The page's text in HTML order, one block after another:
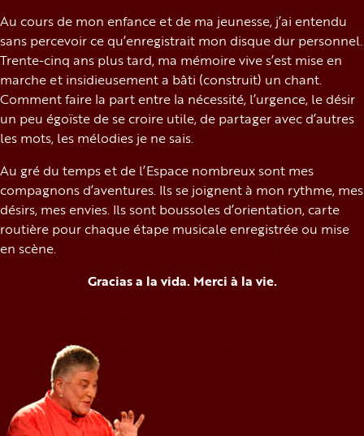
Au cours de mon enfance et de ma jeunesse, j’ai entendu
sans percevoir ce qu’enregistrait mon disque dur personnel.
Trente-cinq ans plus tard, ma mémoire vive s’est mise en
marche et insidieusement a bâti (construit) un chant.
Comment faire la part entre la nécessité, l’urgence, le désir
un peu égoïste de se croire utile, de partager avec d’autres
les mots, les mélodies je ne sais.
Au gré du temps et de l’Espace nombreux sont mes
compagnons d’aventures. Ils se joignent à mon rythme, mes
désirs, mes envies. Ils sont boussoles d’orientation, carte
routière pour chaque étape musicale enregistrée ou mise
en scène.
Gracias a la vida. Merci à la vie.